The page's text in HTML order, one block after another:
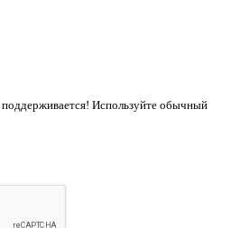
Используйте обычный